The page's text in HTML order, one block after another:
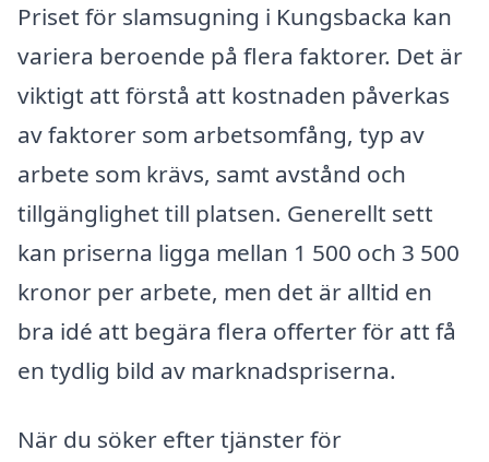
Priset för slamsugning i Kungsbacka kan
variera beroende på flera faktorer. Det är
viktigt att förstå att kostnaden påverkas
av faktorer som arbetsomfång, typ av
arbete som krävs, samt avstånd och
tillgänglighet till platsen. Generellt sett
kan priserna ligga mellan 1 500 och 3 500
kronor per arbete, men det är alltid en
bra idé att begära flera offerter för att få
en tydlig bild av marknadspriserna.
När du söker efter tjänster för